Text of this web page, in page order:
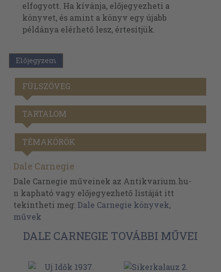
elfogyott. Ha kívánja, előjegyezheti a
könyvet, és amint a könyv egy újabb
példánya elérhető lesz, értesítjük.
Előjegyzem
FÜLSZÖVEG
TARTALOM
TÉMAKÖRÖK
Dale Carnegie
Dale Carnegie műveinek az Antikvarium.hu-
n kapható vagy előjegyezhető listáját itt
tekintheti meg:Dale Carnegie könyvek,
művek
DALE CARNEGIE TOVÁBBI MŰVEI